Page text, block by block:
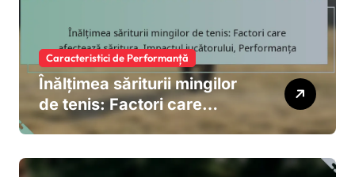
Caracteristici de Performanță
Înălțimea săriturii mingilor
de tenis: Factori care
afectează săritura,
Performanța